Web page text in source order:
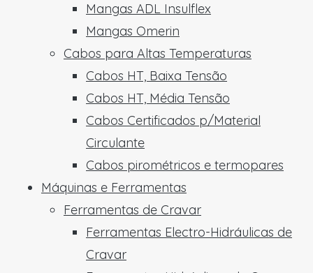
Mangas ADL Insulflex
Mangas Omerin
Cabos para Altas Temperaturas
Cabos HT, Baixa Tensão
Cabos HT, Média Tensão
Cabos Certificados p/Material
Circulante
Cabos pirométricos e termopares
Máquinas e Ferramentas
Ferramentas de Cravar
Ferramentas Electro-Hidráulicas de
Cravar